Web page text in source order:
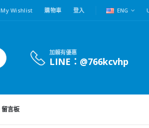
My Wishlist 購物車 登入 ENG
加賴有優惠
LINE：@766kcvhp
留言板